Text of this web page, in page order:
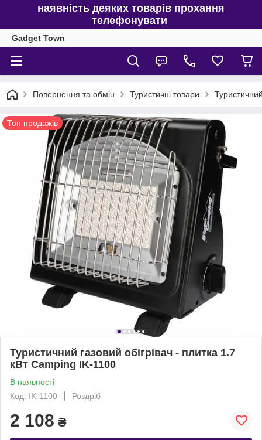
наявність деяких товарів прохання
телефонувати
Gadget Town
Повернення та обмін Туристичні товари
Топ продажів
Туристичний газовий обігрівач - плитка 1.7
кВт Camping IK-1100
В наявності
Код: IK-1100
Роздріб
2 108 ₴